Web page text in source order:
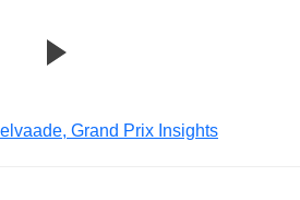
Grand Prix Insights